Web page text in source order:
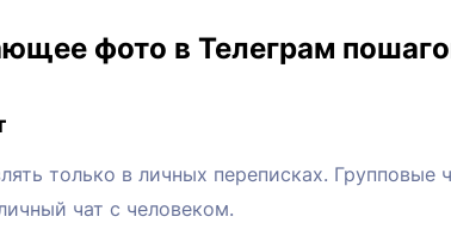
фото в Телеграм
только в личных переписках. Групповые
чат с человеком.